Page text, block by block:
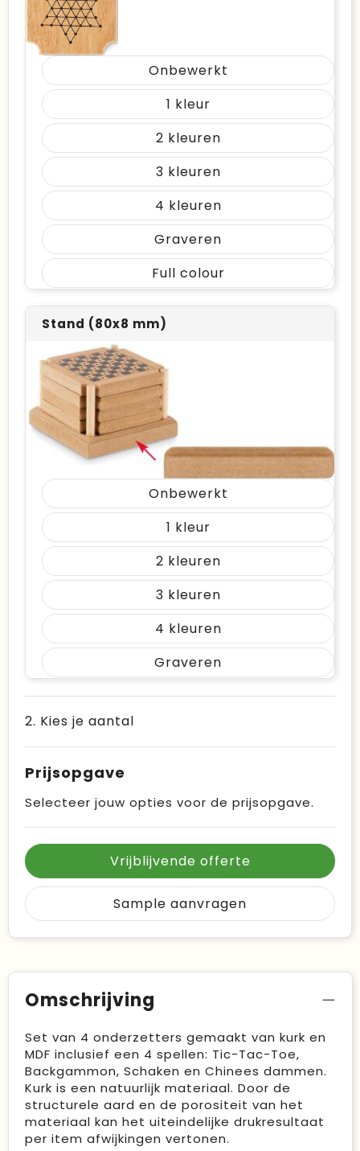
Onbewerkt
1
2
3
4
Graveren
Full colour
Stand (80x8 mm)
Onbewerkt
1
2
3
4
Graveren
2. Kies je aantal
Prijsopgave
Selecteer jouw opties voor de prijsopgave.
Vrijblijvende offerte
Sample aanvragen
Omschrijving
Set van 4 onderzetters gemaakt van kurk en
MDF inclusief een 4 spellen: Tic-Tac-Toe,
Backgammon, Schaken en Chinees dammen.
Kurk is een natuurlijk materiaal. Door de
structurele aard en de porositeit van het
materiaal kan het uiteindelijke drukresultaat
per item afwijkingen vertonen.